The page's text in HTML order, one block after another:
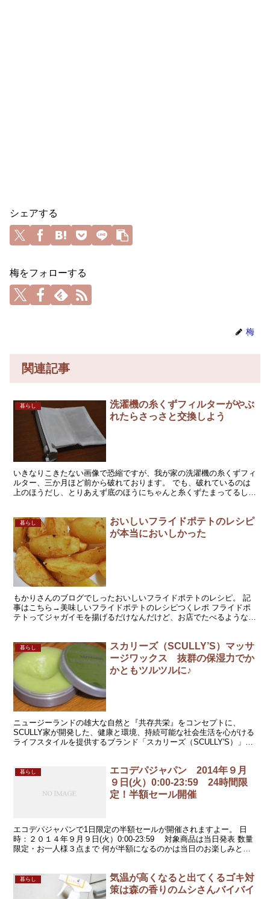
シェアする
梅をフォローする
梅
関連記事
暮らし
洗濯機の糸くずフィルターがやぶ
れたらさっさと交換しよう
いきなりこきたない画像で恐縮ですが、我が家の洗濯機の糸くずフィ
ルター、三か月ほど前から破れております。 でも、破れているのは
上のほうだし、とりあえず底のほうにちゃんと糸くずたまってるし、
暮らし
おいしいフライドポテトのレシピ
が本当においしかった
もかりさんのブログでしったおいしいフライドポテトのレシピ。 記
事はこちら→美味しいフライドポテトのレシピつくレポ フライドポ
テトってジャガイモを揚げるだけなんだけど、お店でたべるようなお
暮らし
スカリーズ（SCULLY’S）マッサ
ージワックス 抜群の保湿力でか
かともツルツルに♪
ニュージーランドの雄大な自然と『共存共栄』をコンセプトに、
SCULLY家が開発した、健康と環境、持続可能な社会生活を心がける
ライフスタイルを提供するブランド「スカリーズ（SCULLY'S）」。
暮らし
エコデパジャパン 2014年９月
９日(火）0:00-23:59 24時間限
定！半額セール開催
エコデパジャパンで1日限定の半額セールが開催されますよー。 日
時：２０１４年９月９日(火）0:00-23:59 対象商品は当日発表 数量
限定・お一人様３点まで 何が半額になるのかは当日のお楽しみとの
暮らし
気温が高くなると出てくるゴキ対
策は森の香りのムシさんバイバイ